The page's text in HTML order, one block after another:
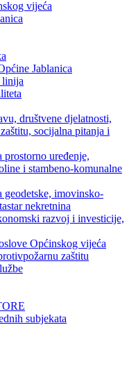
vijeća
Jablanica
linija
društvene djelatnosti,
socijalna pitanja i
prostorno uređenje,
i stambeno-komunalne
geodetske, imovinsko-
nekretnina
razvoj i investicije,
Općinskog vijeća
zaštitu
subjekata